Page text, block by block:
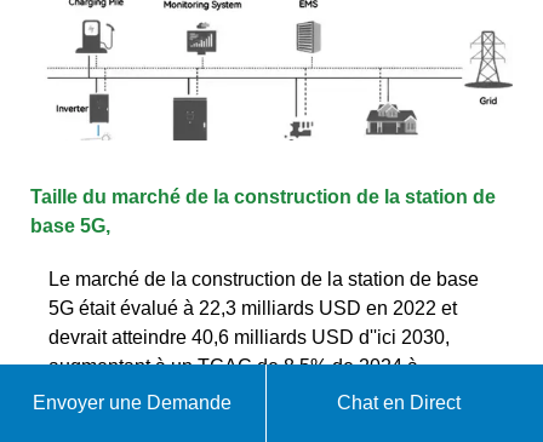
Taille du marché de la construction de la station de
base 5G,
Le marché de la construction de la station de base
5G était évalué à 22,3 milliards USD en 2022 et
devrait atteindre 40,6 milliards USD d''ici 2030,
augmentant à un TCAC de 8,5% de 2024 à
Envoyer une Demande Chat en Direct